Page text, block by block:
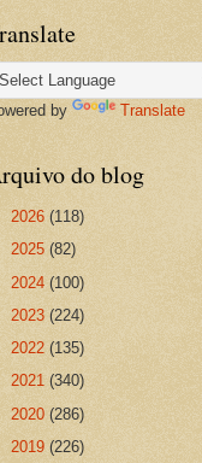
by Translate
do blog
2026 (118)
2025 (82)
2024 (100)
2023 (224)
2022 (135)
2021 (340)
2020 (286)
2019 (226)